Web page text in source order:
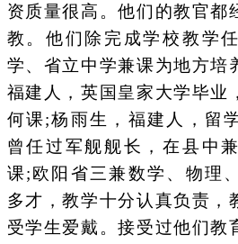
资质量很高。他们的教官都
教。他们除完成学校教学
学、省立中学兼课为地方培
福建人，英国皇家大学毕业
何课;杨雨生，福建人，留
曾任过军舰舰长，在县中
课;欧阳省三兼数学、物理
多才，教学十分认真负责，
受学生爱戴。接受过他们教